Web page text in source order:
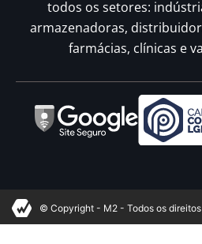
todos os setores:
armazenadoras,
farmácias, clínicas e
© Copyright - M2 - Todos os